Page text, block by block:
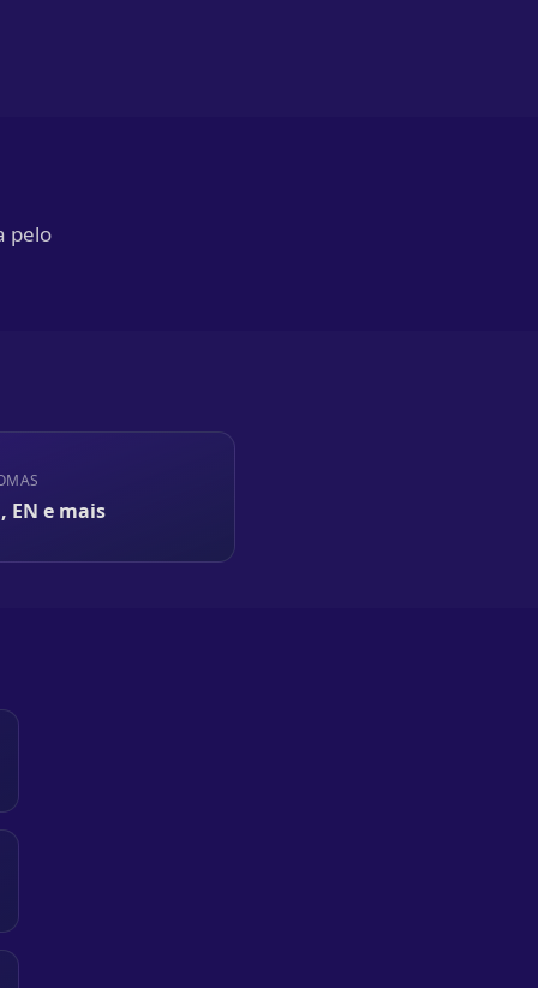
pelo
EN e mais